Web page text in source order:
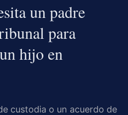
un padre
para
hijo en
custodia o un acuerdo de